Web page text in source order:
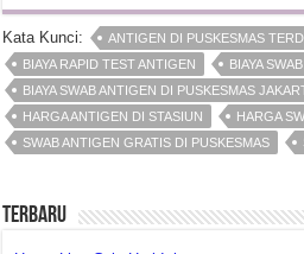
Kata Kunci:
ANTIGEN DI PUSKESMAS
BIAYA RAPID TEST ANTIGEN
BIAYA
BIAYA SWAB ANTIGEN DI PUSKESMAS
HARGA ANTIGEN DI STASIUN
HARGA
SWAB ANTIGEN GRATIS DI PUSKESMAS
Terbaru